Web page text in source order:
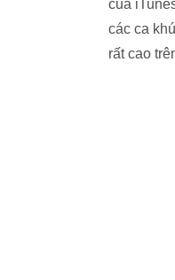
của
các ca
rất cao